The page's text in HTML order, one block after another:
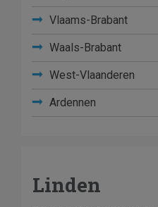
Vlaams-Brabant
Waals-Brabant
West-Vlaanderen
Ardennen
Linden